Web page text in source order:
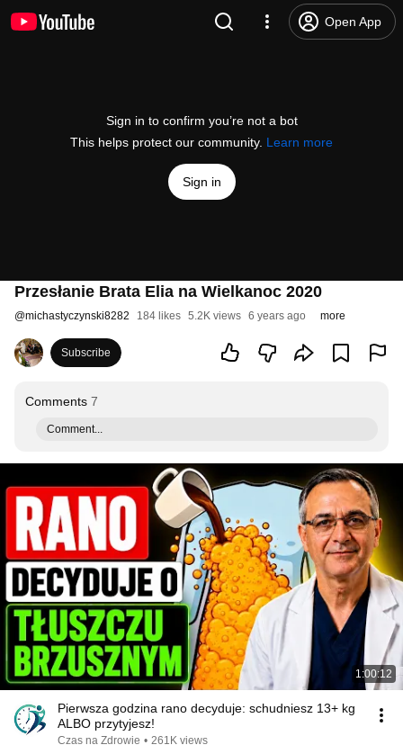
Open App
Sign in to confirm you’re not a bot
This helps protect our community. Learn more
Sign in
Przesłanie Brata Elia na Wielkanoc 2020
@michastyczynski8282 184 likes 5.2K views 6 years ago more
Subscribe
Comments 7
Comment...
1:00:12
Pierwsza godzina rano decyduje: schudniesz 13+ kg
ALBO przytyjesz!
Czas na Zdrowie • 261K views